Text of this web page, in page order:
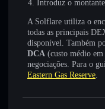
Introduz o
A Solflare utiliza o
todas as principais
disponível. Também
DCA (custo médio em
negociações. Para o
Eastern Gas Reserve.